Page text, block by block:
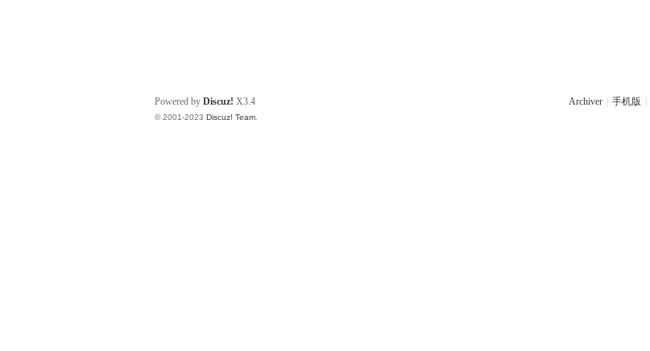
Archiver 手机版
Powered by Discuz! X3.4
© 2001-2023 Discuz! Team